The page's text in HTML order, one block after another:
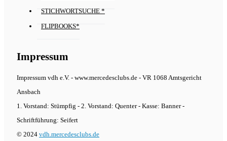
STICHWORTSUCHE *
FLIPBOOKS*
Impressum
Impressum vdh e.V. - www.mercedesclubs.de - VR 1068 Amtsgericht
Ansbach
1. Vorstand: Stümpfig - 2. Vorstand: Quenter - Kasse: Banner -
Schriftführung: Seifert
© 2024 vdh.mercedesclubs.de